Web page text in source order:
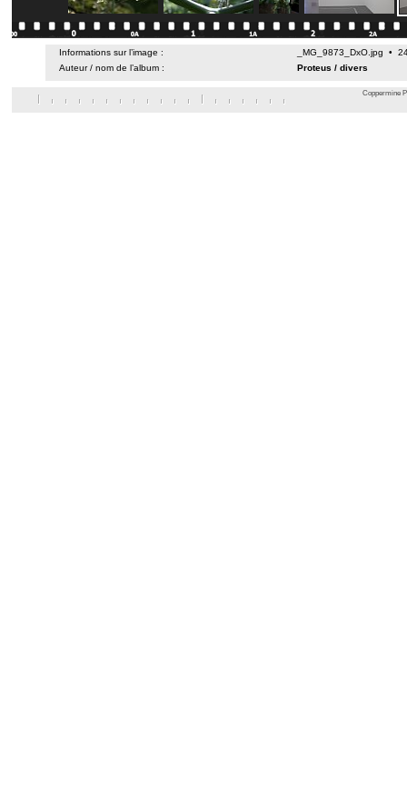
Informations sur l’image :
_MG_9873_DxO.jpg •
Auteur / nom de l’album :
Proteus / divers
Coppermine